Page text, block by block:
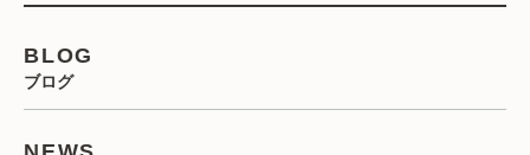
BLOG
ブログ